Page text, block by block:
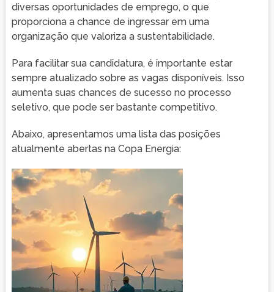
diversas oportunidades de emprego, o que
proporciona a chance de ingressar em uma
organização que valoriza a sustentabilidade.
Para facilitar sua candidatura, é importante estar
sempre atualizado sobre as vagas disponíveis. Isso
aumenta suas chances de sucesso no processo
seletivo, que pode ser bastante competitivo.
Abaixo, apresentamos uma lista das posições
atualmente abertas na Copa Energia: